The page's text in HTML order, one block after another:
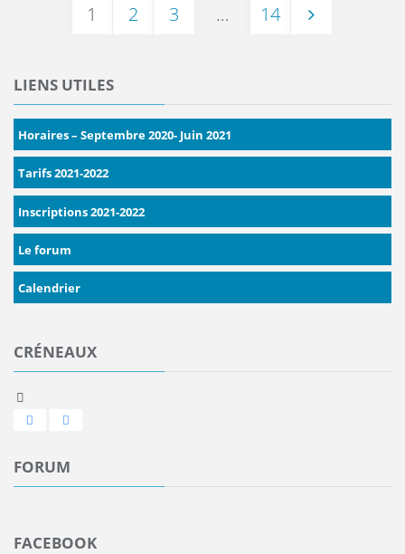
1 2 3 … 14
LIENS UTILES
Horaires – Septembre 2020- Juin 2021
Tarifs 2021-2022
Inscriptions 2021-2022
Le forum
Calendrier
CRÉNEAUX
FORUM
FACEBOOK